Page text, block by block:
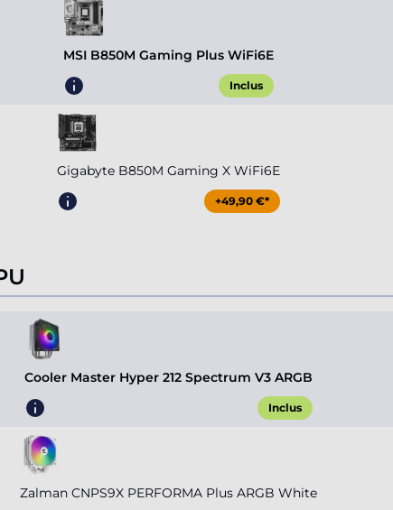
MSI B850M Gaming Plus WiFi6E
Inclus
Gigabyte B850M Gaming X WiFi6E
+49,90 €*
Cooler Master Hyper 212 Spectrum V3 ARGB
Inclus
Zalman CNPS9X PERFORMA Plus ARGB White